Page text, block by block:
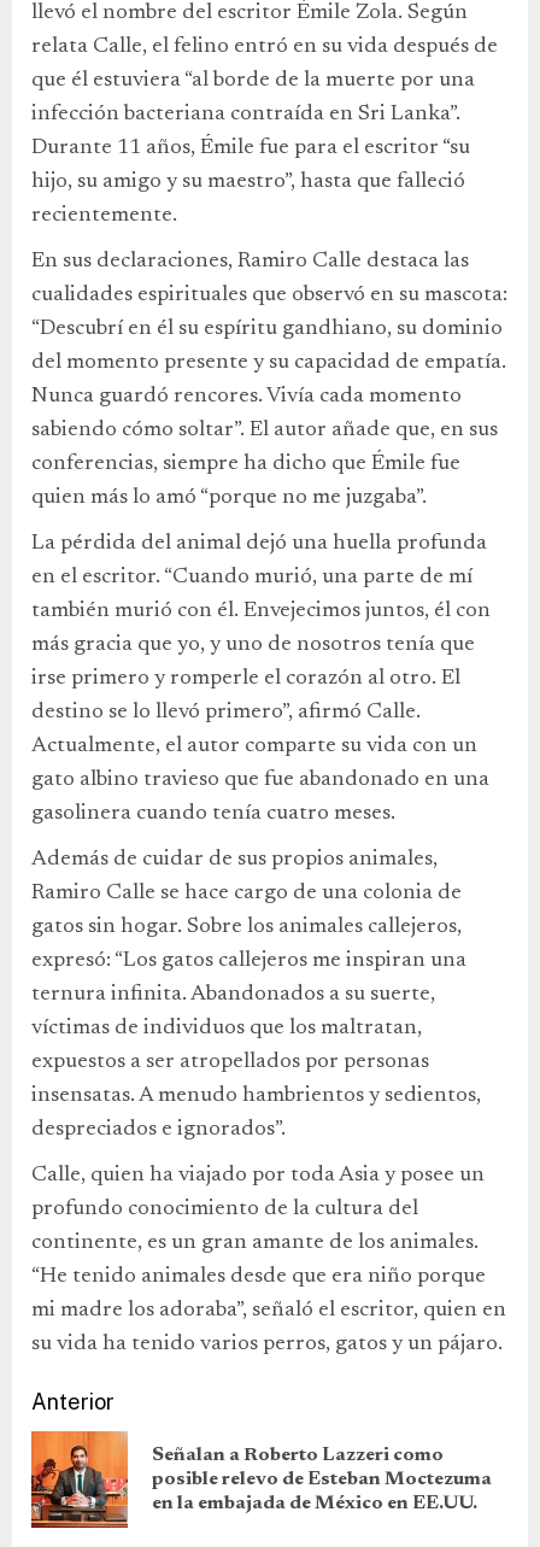
llevó el nombre del escritor Émile Zola. Según
relata Calle, el felino entró en su vida después de
que él estuviera “al borde de la muerte por una
infección bacteriana contraída en Sri Lanka”.
Durante 11 años, Émile fue para el escritor “su
hijo, su amigo y su maestro”, hasta que falleció
recientemente.
En sus declaraciones, Ramiro Calle destaca las
cualidades espirituales que observó en su mascota:
“Descubrí en él su espíritu gandhiano, su dominio
del momento presente y su capacidad de empatía.
Nunca guardó rencores. Vivía cada momento
sabiendo cómo soltar”. El autor añade que, en sus
conferencias, siempre ha dicho que Émile fue
quien más lo amó “porque no me juzgaba”.
La pérdida del animal dejó una huella profunda
en el escritor. “Cuando murió, una parte de mí
también murió con él. Envejecimos juntos, él con
más gracia que yo, y uno de nosotros tenía que
irse primero y romperle el corazón al otro. El
destino se lo llevó primero”, afirmó Calle.
Actualmente, el autor comparte su vida con un
gato albino travieso que fue abandonado en una
gasolinera cuando tenía cuatro meses.
Además de cuidar de sus propios animales,
Ramiro Calle se hace cargo de una colonia de
gatos sin hogar. Sobre los animales callejeros,
expresó: “Los gatos callejeros me inspiran una
ternura infinita. Abandonados a su suerte,
víctimas de individuos que los maltratan,
expuestos a ser atropellados por personas
insensatas. A menudo hambrientos y sedientos,
despreciados e ignorados”.
Calle, quien ha viajado por toda Asia y posee un
profundo conocimiento de la cultura del
continente, es un gran amante de los animales.
“He tenido animales desde que era niño porque
mi madre los adoraba”, señaló el escritor, quien en
su vida ha tenido varios perros, gatos y un pájaro.
Anterior
Señalan a Roberto Lazzeri como
posible relevo de Esteban Moctezuma
en la embajada de México en EE.UU.